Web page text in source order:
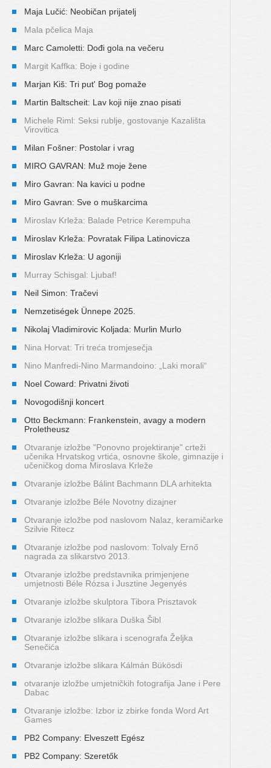
Maja Lučić: Neobičan prijatelj
Mala pčelica Maja
Marc Camoletti: Dođi gola na večeru
Margit Kaffka: Boje i godine
Marjan Kiš: Tri put' Bog pomaže
Martin Baltscheit: Lav koji nije znao pisati
Michele Riml: Seksi rublje, gostovanje Kazališta
Virovitica
Milan Fošner: Postolar i vrag
MIRO GAVRAN: Muž moje žene
Miro Gavran: Na kavici u podne
Miro Gavran: Sve o muškarcima
Miroslav Krleža: Balade Petrice Kerempuha
Miroslav Krleža: Povratak Filipa Latinovicza
Miroslav Krleža: U agoniji
Murray Schisgal: Ljubaf!
Neil Simon: Tračevi
Nemzetiségek Ünnepe 2025.
Nikolaj Vladimirovic Koljada: Murlin Murlo
Nina Horvat: Tri treća tromjesečja
Nino Manfredi-Nino Marmandoino: „Laki morali“
Noel Coward: Privatni životi
Novogodišnji koncert
Otto Beckmann: Frankenstein, avagy a modern
Proletheusz
Otvaranje izložbe "Ponovno projektiranje" crteži
učenika Hrvatskog vrtića, osnovne škole, gimnazije i
učeničkog doma Miroslava Krleže
Otvaranje izložbe Bálint Bachmann DLA arhitekta
Otvaranje izložbe Béle Novotny dizajner
Otvaranje izložbe pod naslovom Nalaz, keramičarke
Szilvie Ritecz
Otvaranje izložbe pod naslovom: Tolvaly Ernő
nagrada za slikarstvo 2013.
Otvaranje izložbe predstavnika primjenjene
umjetnosti Béle Rózsa i Jusztine Jegenyés
Otvaranje izložbe skulptora Tibora Prisztavok
Otvaranje izložbe slikara Duška Šibl
Otvaranje izložbe slikara i scenografa Željka
Senečića
Otvaranje izložbe slikara Kálmán Bükösdi
otvaranje izložbe umjetničkih fotografija Jane i Pere
Dabac
Otvaranje izložbe: Izbor iz zbirke fonda Word Art
Games
PB2 Company: Elveszett Egész
PB2 Company: Szeretők